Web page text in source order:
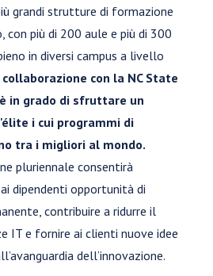
grandi strutture di formazione
con più di 200 aule e più di 300
in diversi campus a livello
con la NC State
in grado di sfruttare un
i cui programmi di
tra i migliori al mondo.
pluriennale consentirà
dipendenti opportunità di
contribuire a ridurre il
IT e fornire ai clienti nuove idee
dell’innovazione.